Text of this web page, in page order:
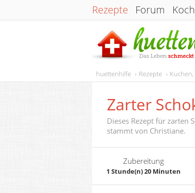
Rezepte Forum
huettenhilfe Rezepte
Zarter
Dieses Rezept für zarten
stammt von Christiane.
Zubereitung
1 Stunde(n) 20 Minuten